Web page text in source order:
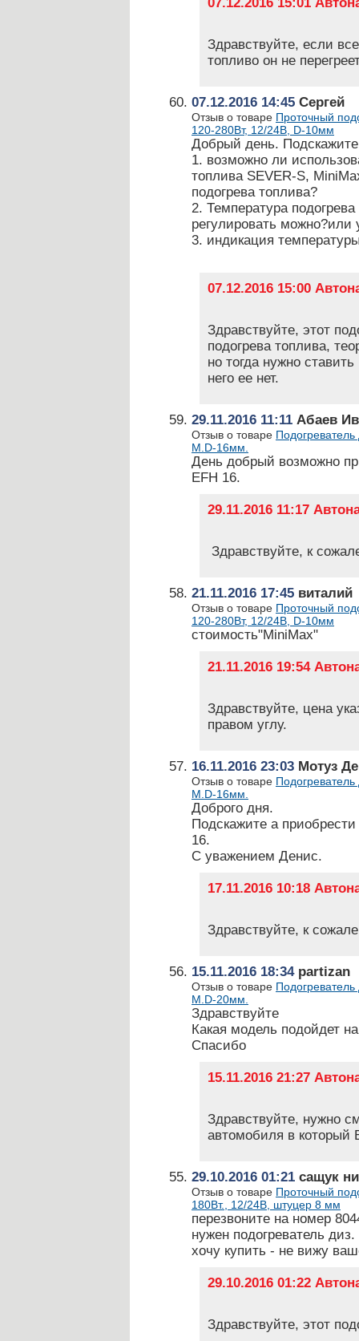
Здравствуйте, если
топливо он не
07.12.2016 14:45 Сергей
Отзыв о товаре Проточный
120-280Вт, 12/24В, D-10мм
Добрый день.
1. возможно ли
топлива SEVER-S,
подогрева топлива?
2. Температура
регулировать можно?или
3. индикация
07.12.2016 15:00
Здравствуйте, этот
подогрева топлива,
но тогда нужно
него ее нет.
29.11.2016 11:11 Абаев
Отзыв о товаре
М.D-16мм.
День добрый возможно
EFH 16.
29.11.2016 11:17
Здравствуйте, к
21.11.2016 17:45 виталий
Отзыв о товаре Проточный
120-280Вт, 12/24В, D-10мм
стоимость"MiniMax"
21.11.2016 19:54
Здравствуйте, цена
правом углу.
16.11.2016 23:03 Мотуз
Отзыв о товаре
М.D-16мм.
Доброго дня.
Подскажите а
16.
С уважением Денис.
17.11.2016 10:18
Здравствуйте, к
15.11.2016 18:34partizan
Отзыв о товаре
М.D-20мм.
Здравствуйте
Какая модель подойдет
Спасибо
15.11.2016 21:27
Здравствуйте, нужно
автомобиля в который
29.10.2016 01:21 сащук
Отзыв о товаре Проточный
180Вт., 12/24В, штуцер 8 мм
перезвоните на номер
нужен подогреватель
хочу купить - не вижу
29.10.2016 01:22
Здравствуйте, этот